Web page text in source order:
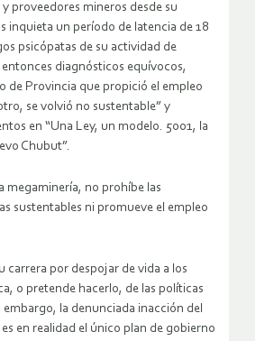
proveedores mineros desde su
inquieta un período de latencia de 18
psicópatas de su actividad de
diagnósticos equívocos,
de Provincia que propició el empleo
se volvió no sustentable” y
en “Una Ley, un modelo. 5001, la
Chubut”.
megaminería, no prohíbe las
sustentables ni promueve el empleo
carrera por despojar de vida a los
o pretende hacerlo, de las políticas
la denunciada inacción del
en realidad el único plan de gobierno